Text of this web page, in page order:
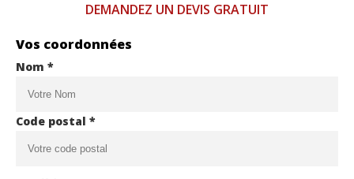
DEMANDEZ UN DEVIS GRATUIT
Vos coordonnées
Nom *
Code postal *